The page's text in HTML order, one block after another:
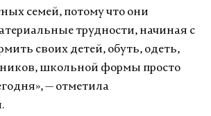
семей, потому что они
трудности, начиная с
своих детей, обуть, одеть,
школьной формы просто
— отметила